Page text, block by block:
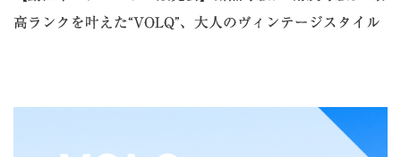
高ランクを叶えた“VOLQ”、大人のヴィンテージスタイル